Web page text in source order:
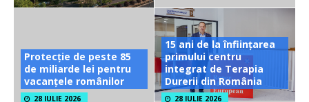
Protecție de peste 85
de miliarde lei pentru
vacanțele românilor
28 IULIE 2026
15 ani de la înființarea
primului centru
integrat de Terapia
Durerii din România
28 IULIE 2026